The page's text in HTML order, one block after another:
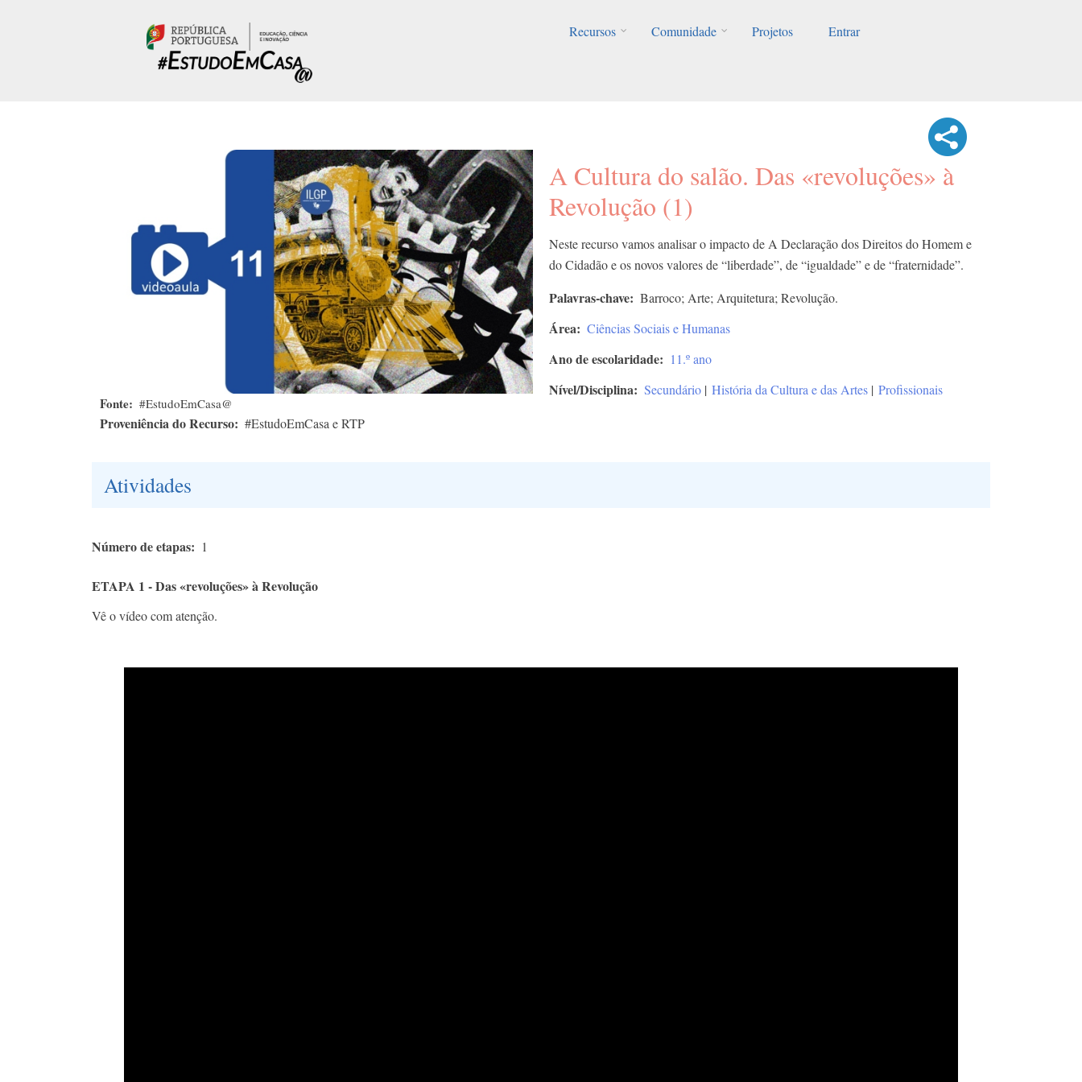
Recursos
Comunidade Projetos Entrar
Fonte #EstudoEmCasa@
Proveniência do Recurso #EstudoEmCasa e RTP
A Cultura do salão. Das «revoluções» à
Revolução (1)
Neste recurso vamos analisar o impacto de A Declaração dos Direitos do Homem e
do Cidadão e os novos valores de “liberdade”, de “igualdade” e de “fraternidade”.
Palavras-chave Barroco; Arte; Arquitetura; Revolução.
Área Ciências Sociais e Humanas
Ano de escolaridade 11.º ano
Nível/Disciplina Secundário | História da Cultura e das Artes | Profissionais
Atividades
Número de etapas 1
ETAPA 1 - Das «revoluções» à Revolução
Vê o vídeo com atenção.